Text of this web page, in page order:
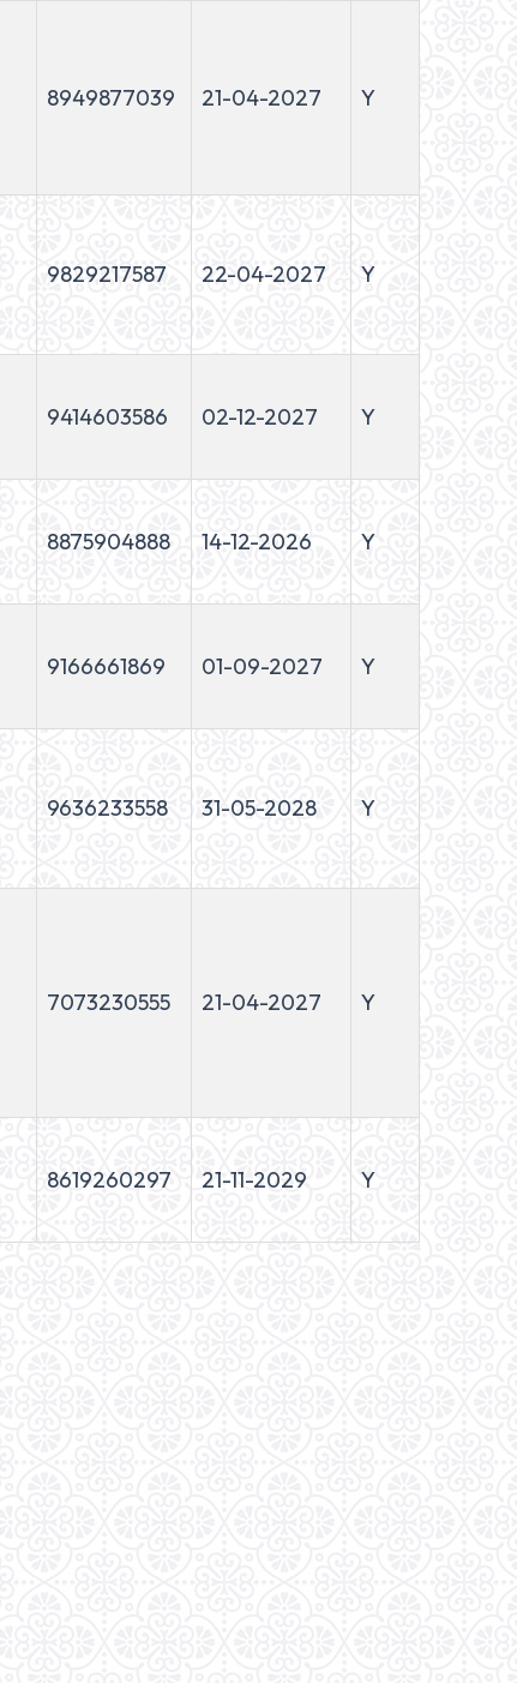
8949877039 21-04-2027 Y
9829217587 22-04-2027 Y
9414603586 02-12-2027 Y
8875904888 14-12-2026 Y
9166661869 01-09-2027 Y
9636233558 31-05-2028 Y
7073230555 21-04-2027 Y
8619260297 21-11-2029 Y